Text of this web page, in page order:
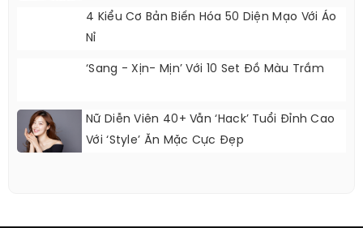
4 Kiểu Cơ Bản Biến Hóa 50 Diện Mạo Với Áo
Nỉ
‘Sang - Xịn- Mịn’ Với 10 Set Đồ Màu Trầm
Nữ Diễn Viên 40+ Vẫn ‘hack’ Tuổi Đỉnh Cao
Với ‘style’ Ăn Mặc Cực Đẹp